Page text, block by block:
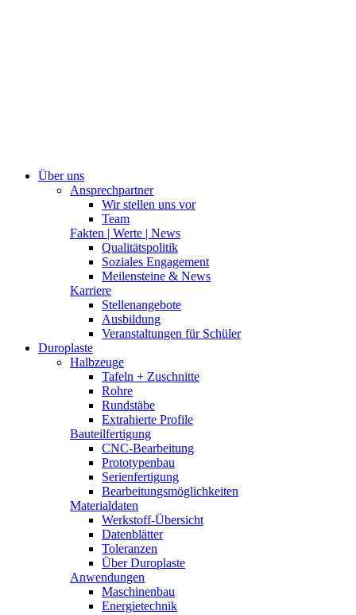
Über uns
Ansprechpartner
Wir stellen uns vor
Team
Fakten | Werte | News
Qualitätspolitik
Soziales Engagement
Meilensteine & News
Karriere
Stellenangebote
Ausbildung
Veranstaltungen für Schüler
Duroplaste
Halbzeuge
Tafeln + Zuschnitte
Rohre
Rundstäbe
Extrahierte Profile
Bauteilfertigung
CNC-Bearbeitung
Prototypenbau
Serienfertigung
Bearbeitungsmöglichkeiten
Materialdaten
Werkstoff-Übersicht
Datenblätter
Toleranzen
Über Duroplaste
Anwendungen
Maschinenbau
Energietechnik